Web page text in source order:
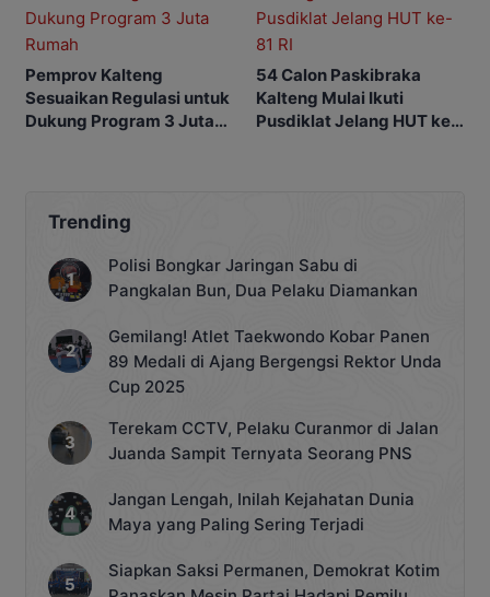
Pemprov Kalteng
Sesuaikan Regulasi untuk
Dukung Program 3 Juta
54 Calon Paskibraka
Kalteng Mulai Ikuti
Pusdiklat Jelang HUT ke-
Trending
Polisi Bongkar Jaringan Sabu di
Pangkalan Bun, Dua Pelaku Diamankan
Gemilang! Atlet Taekwondo Kobar Panen
89 Medali di Ajang Bergengsi Rektor Unda
Cup 2025
Terekam CCTV, Pelaku Curanmor di Jalan
Juanda Sampit Ternyata Seorang PNS
Jangan Lengah, Inilah Kejahatan Dunia
Maya yang Paling Sering Terjadi
Siapkan Saksi Permanen, Demokrat Kotim